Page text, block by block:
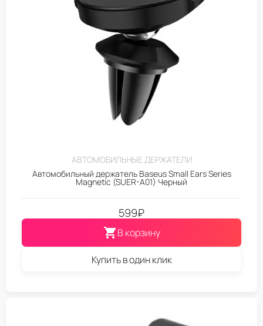
АВТОМОБИЛЬНЫЕ ДЕРЖАТЕЛИ
Автомобильный держатель Baseus Small Ears Series
Magnetic (SUER-A01) Черный
599₽
В корзину
Купить в один клик